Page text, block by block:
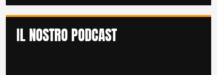
IL NOSTRO PODCAST